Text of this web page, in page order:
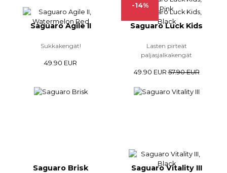
Saguaro Agile II
Sukkakengät!
49.90 EUR
-14%
Saguaro Luck Kids
Lasten pirteät
paljasjalkakengät
49.90 EUR 57.90 EUR
Saguaro Brisk Saguaro Vitality III